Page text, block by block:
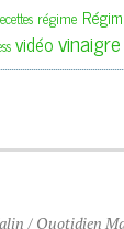
régime
vidéovinaigre
/ Quotidien